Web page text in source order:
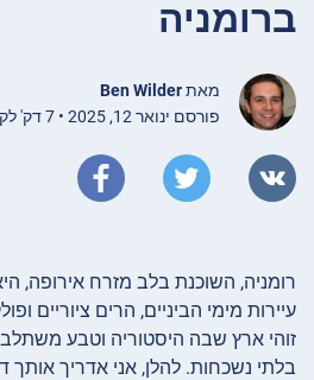
ברומניה
מאתBen Wilder
פורסם ינואר 12, 2025 • 7 דק' לקריאה
רומניה, השוכנת בלב מזרח אירופה,
עיירות מימי הביניים, הרים ציוריים
זוהי ארץ שבה היסטוריה וטבע
בלתי נשכחות. להלן, אני אדריך אותך